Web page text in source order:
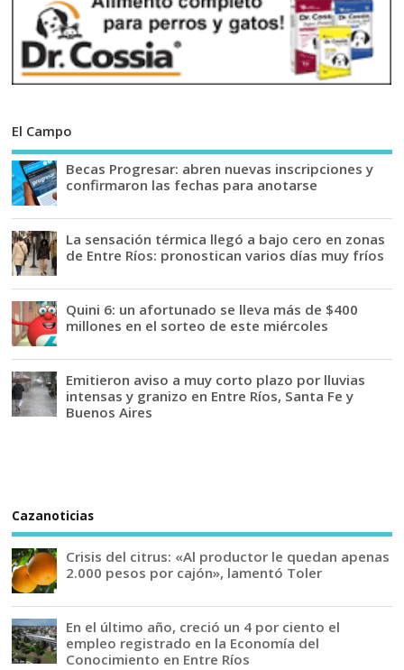
El Campo
Becas Progresar: abren nuevas inscripciones y
confirmaron las fechas para anotarse
La sensación térmica llegó a bajo cero en zonas
de Entre Ríos: pronostican varios días muy fríos
Quini 6: un afortunado se lleva más de $400
millones en el sorteo de este miércoles
Emitieron aviso a muy corto plazo por lluvias
intensas y granizo en Entre Ríos, Santa Fe y
Buenos Aires
Cazanoticias
Crisis del citrus: «Al productor le quedan apenas
2.000 pesos por cajón», lamentó Toler
En el último año, creció un 4 por ciento el
empleo registrado en la Economía del
Conocimiento en Entre Ríos